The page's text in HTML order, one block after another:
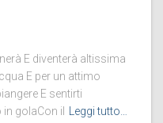
E diventerà altissima
E per un attimo
E sentirti
golaCon il
Leggi tutto…